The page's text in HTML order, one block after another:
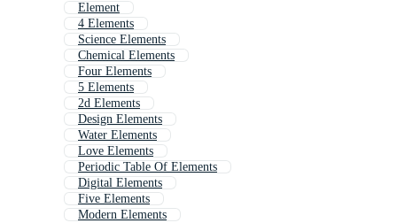
Element
4 Elements
Science Elements
Chemical Elements
Four Elements
5 Elements
2d Elements
Design Elements
Water Elements
Love Elements
Periodic Table Of Elements
Digital Elements
Five Elements
Modern Elements